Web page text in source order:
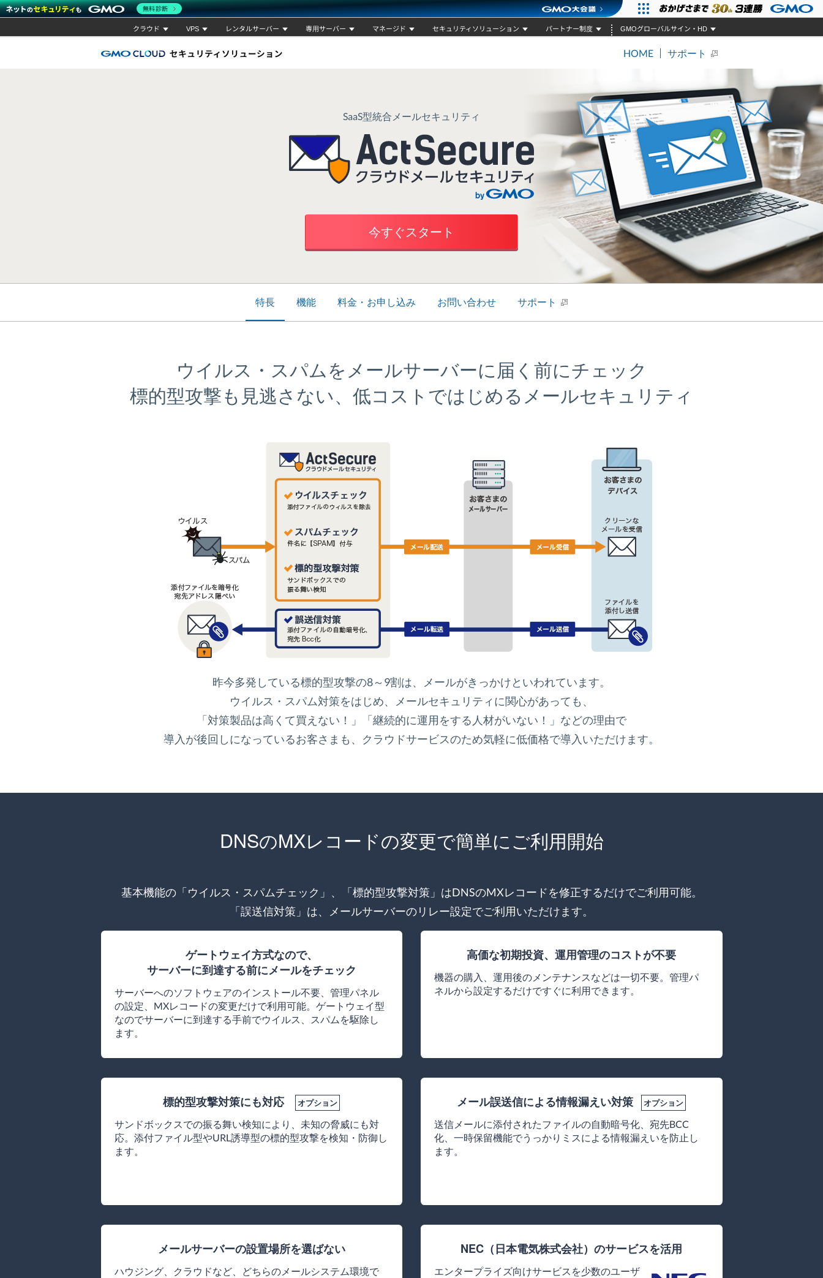
クラウド VPS レンタルサーバー 専用サーバー マネージド セキュリティソリューション パートナー制度 GMOグローバルサイン・HD
HOME サポート
SaaS型統合メールセキュリティ
今すぐスタート
特長 機能 料金・お申し込み お問い合わせ サポート
ウイルス・スパムをメールサーバーに届く前にチェック
標的型攻撃も見逃さない、低コストではじめるメールセキュリティ
昨今多発している標的型攻撃の8～9割は、メールがきっかけといわれています。
ウイルス・スパム対策をはじめ、メールセキュリティに関心があっても、
「対策製品は高くて買えない！」「継続的に運用をする人材がいない！」などの理由で
導入が後回しになっているお客さまも、クラウドサービスのため気軽に低価格で導入いただけます。
DNSのMXレコードの変更で簡単にご利用開始
基本機能の「ウイルス・スパムチェック」、「標的型攻撃対策」はDNSのMXレコードを修正するだけでご利用可能。
「誤送信対策」は、メールサーバーのリレー設定でご利用いただけます。
ゲートウェイ方式なので、
サーバーに到達する前にメールをチェック
サーバーへのソフトウェアのインストール不要、管理パネル
の設定、MXレコードの変更だけで利用可能。ゲートウェイ型
なのでサーバーに到達する手前でウイルス、スパムを駆除し
ます。
高価な初期投資、運用管理のコストが不要
機器の購入、運用後のメンテナンスなどは一切不要。管理パ
ネルから設定するだけですぐに利用できます。
標的型攻撃対策にも対応 オプション
サンドボックスでの振る舞い検知により、未知の脅威にも対
応。添付ファイル型やURL誘導型の標的型攻撃を検知・防御し
ます。
メール誤送信による情報漏えい対策 オプション
送信メールに添付されたファイルの自動暗号化、宛先BCC
化、一時保留機能でうっかりミスによる情報漏えいを防止し
ます。
メールサーバーの設置場所を選ばない
ハウジング、クラウドなど、どちらのメールシステム環境で
NEC（日本電気株式会社）のサービスを活用
エンタープライズ向けサービスを少数のユーザ
無料診断